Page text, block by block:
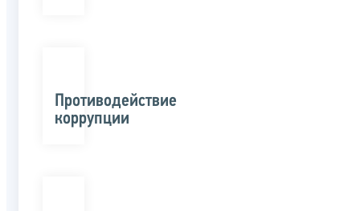
Противодействие
коррупции